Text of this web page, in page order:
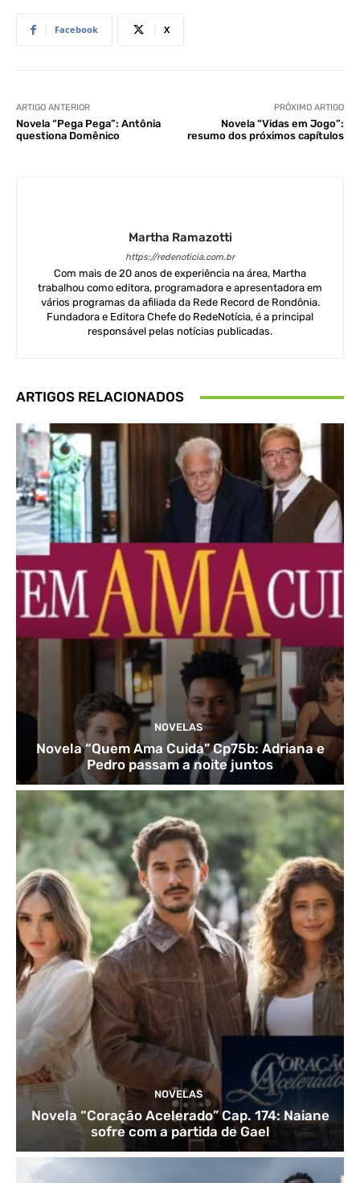
Facebook X
ARTIGO ANTERIOR
Novela “Pega Pega”: Antônia
questiona Domênico
PRÓXIMO ARTIGO
Novela “Vidas em Jogo”:
resumo dos próximos capítulos
Martha Ramazotti
https://redenoticia.com.br
Com mais de 20 anos de experiência na área, Martha
trabalhou como editora, programadora e apresentadora em
vários programas da afiliada da Rede Record de Rondônia.
Fundadora e Editora Chefe do RedeNotícia, é a principal
responsável pelas notícias publicadas.
ARTIGOS RELACIONADOS
NOVELAS
Novela “Quem Ama Cuida” Cp75b: Adriana e
Pedro passam a noite juntos
NOVELAS
Novela “Coração Acelerado” Cap. 174: Naiane
sofre com a partida de Gael